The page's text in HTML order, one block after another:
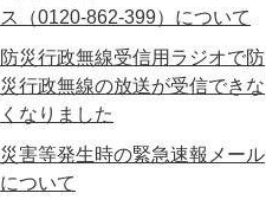
ス（0120-862-399）について
防災行政無線受信用ラジオで防
災行政無線の放送が受信できな
くなりました
災害等発生時の緊急速報メール
について